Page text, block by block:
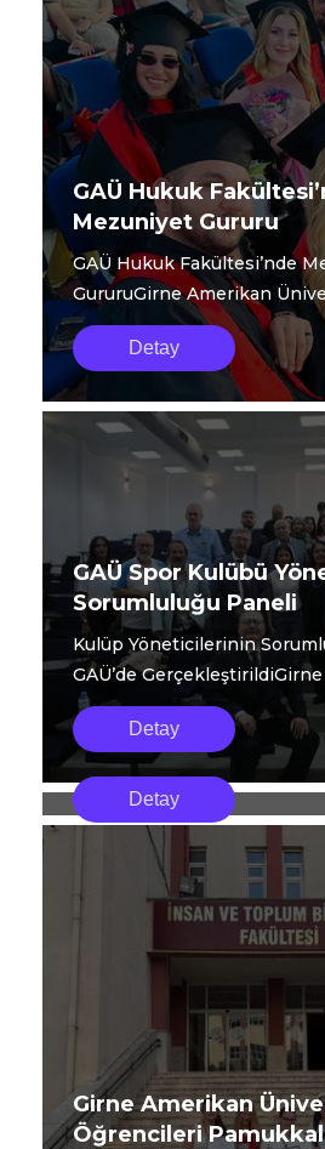
GAÜ Hukuk
Mezuniyet Gururu
GAÜ Hukuk Fakültesi’nde
GururuGirne Amerikan
Hukuk Fakültesi...
Detay
GAÜ Spor Kulübü
Sorumluluğu Paneli
Kulüp Yöneticilerinin
GAÜ’de
Üniversi...
Detay
Girne Amerikan
Akademisyenleri
20. Kültürel
Sempozyumu’na
Girne American University
6–8 Mayıs 2026 tarihleri
University Edebiyat
düzenlenen 20. Kültürel
Sempozyumu’na katıldı.
Detay
Girne Amerikan
Öğrencileri